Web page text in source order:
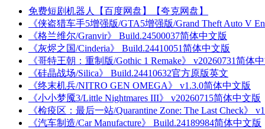
免费短剧机器人【百度网盘】【夸克网盘】
《侠盗猎车手5增强版/GTA5增强版/Grand Theft Auto V
《格兰维尔/Granvir》 Build.24500037简体中文版
《灰烬之国/Cinderia》 Build.24410051简体中文版
《哥特王朝：重制版/Gothic 1 Remake》 v20260731简体
《硅晶战场/Silica》 Build.24410632官方原版英文
《终末机兵/NITRO GEN OMEGA》 v1.3.0简体中文版
《小小梦魇3/Little Nightmares III》 v20260715简体中文版
《检疫区：最后一站/Quarantine Zone: The Last Check》
《汽车制造/Car Manufacture》 Build.24189984简体中文版